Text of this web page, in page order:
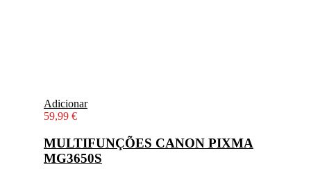
Adicionar
59,99 €
MULTIFUNÇÕES CANON PIXMA
MG3650S